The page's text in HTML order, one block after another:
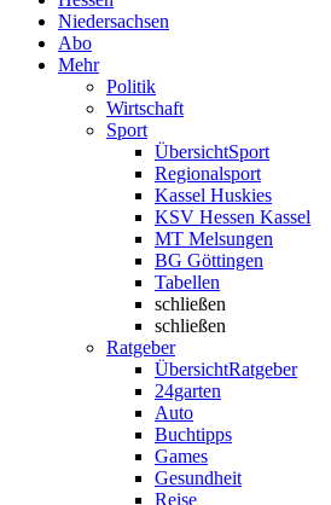
Niedersachsen
Abo
Mehr
Politik
Wirtschaft
Sport
ÜbersichtSport
Regionalsport
Kassel Huskies
KSV Hessen Kassel
MT Melsungen
BG Göttingen
Tabellen
schließen
schließen
Ratgeber
ÜbersichtRatgeber
24garten
Auto
Buchtipps
Games
Gesundheit
Reise